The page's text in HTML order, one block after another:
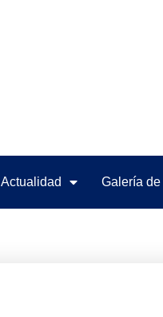
Actualidad Galería